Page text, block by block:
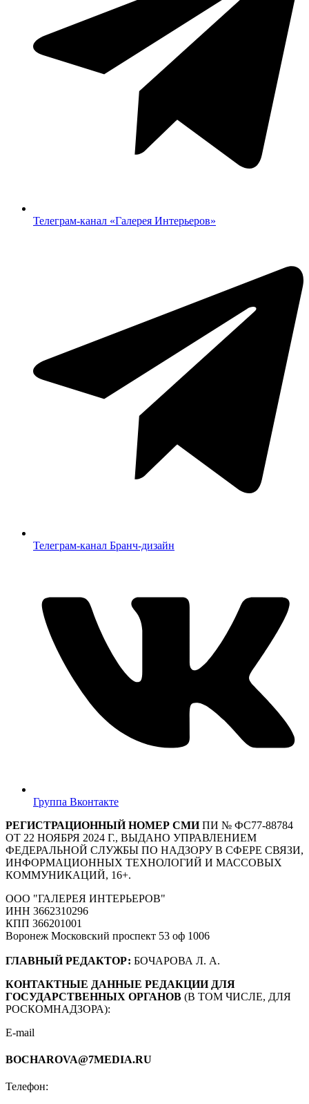
Телеграм-канал «‎Галерея Интерьеров»‎
Телеграм-канал Бранч-дизайн
Группа Вконтакте
РЕГИСТРАЦИОННЫЙ НОМЕР СМИПИ № ФС77-88784
ОТ 22 НОЯБРЯ 2024 Г., ВЫДАНО УПРАВЛЕНИЕМ
ФЕДЕРАЛЬНОЙ СЛУЖБЫ ПО НАДЗОРУ В СФЕРЕ СВЯЗИ,
ИНФОРМАЦИОННЫХ ТЕХНОЛОГИЙ И МАССОВЫХ
КОММУНИКАЦИЙ, 16+.
ООО "ГАЛЕРЕЯ ИНТЕРЬЕРОВ"
ИНН 3662310296
КПП 366201001
Воронеж Московский проспект 53 оф 1006
ГЛАВНЫЙ РЕДАКТОР: БОЧАРОВА Л. А.
КОНТАКТНЫЕ ДАННЫЕ РЕДАКЦИИ ДЛЯ
ГОСУДАРСТВЕННЫХ ОРГАНОВ (В ТОМ ЧИСЛЕ, ДЛЯ
РОСКОМНАДЗОРА):
E-mail
BOCHAROVA@7MEDIA.RU
Телефон: